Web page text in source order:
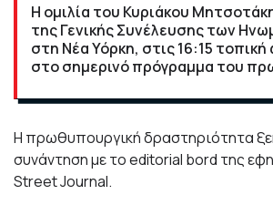
Η ομιλία του Κυριάκου
της Γενικής Συνέλευσης των
στη Νέα Υόρκη, στις 16:15 τοπική
στο σημερινό πρόγραμμα του
Η πρωθυπουργική δραστηριότητα
συνάντηση με το editorial bord της
Street Journal.